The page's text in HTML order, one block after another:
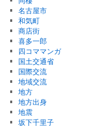
名古屋市
和気町
商店街
喜多一郎
四コママンガ
国土交通省
国際交流
地域交流
地方
地方出身
地震
坂下千里子